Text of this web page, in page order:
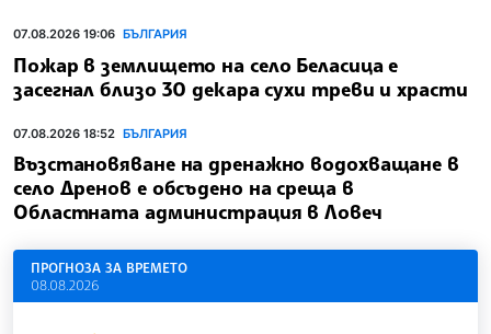
07.08.2026 19:06 БЪЛГАРИЯ
Пожар в землището на село Беласица е
засегнал близо 30 декара сухи треви и храсти
07.08.2026 18:52 БЪЛГАРИЯ
Възстановяване на дренажно водохващане в
село Дренов е обсъдено на среща в
Областната администрация в Ловеч
ПРОГНОЗА ЗА ВРЕМЕТО
08.08.2026